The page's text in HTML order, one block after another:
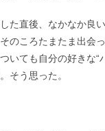
た直後、なかなか良
のころたまたま出会
いても自分の好きな“
そう思った。